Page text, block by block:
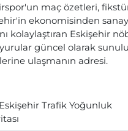
maç özetleri,
ekonomisinden
kolaylaştıran Eskişehir
güncel olarak
ulaşmanın adresi.
Eskişehir Trafik Yoğunluk